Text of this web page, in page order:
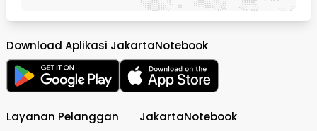
Download Aplikasi JakartaNotebook
Layanan Pelanggan JakartaNotebook